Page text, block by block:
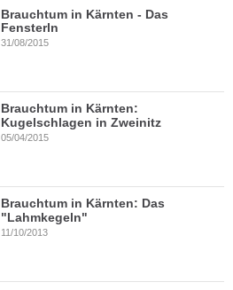
Brauchtum in Kärnten - Das
Fensterln
31/08/2015
Brauchtum in Kärnten:
Kugelschlagen in Zweinitz
05/04/2015
Brauchtum in Kärnten: Das
"Lahmkegeln"
11/10/2013